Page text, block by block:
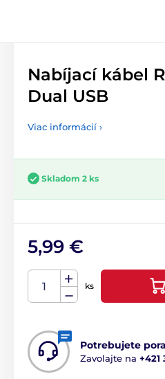
Nabíjací kábel
Dual USB
Viac informácií ›
Skladom 2 ks
5,99 €
ks
Potrebujete
Zavolajte na +421